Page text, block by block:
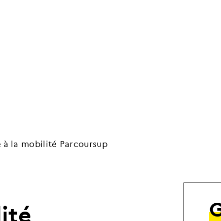
à la mobilité Parcoursup
ité